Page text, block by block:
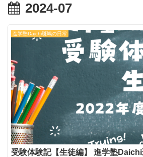
2024-07
進学塾Daichi斑鳩の日常
受験体験記【生徒編】 進学塾